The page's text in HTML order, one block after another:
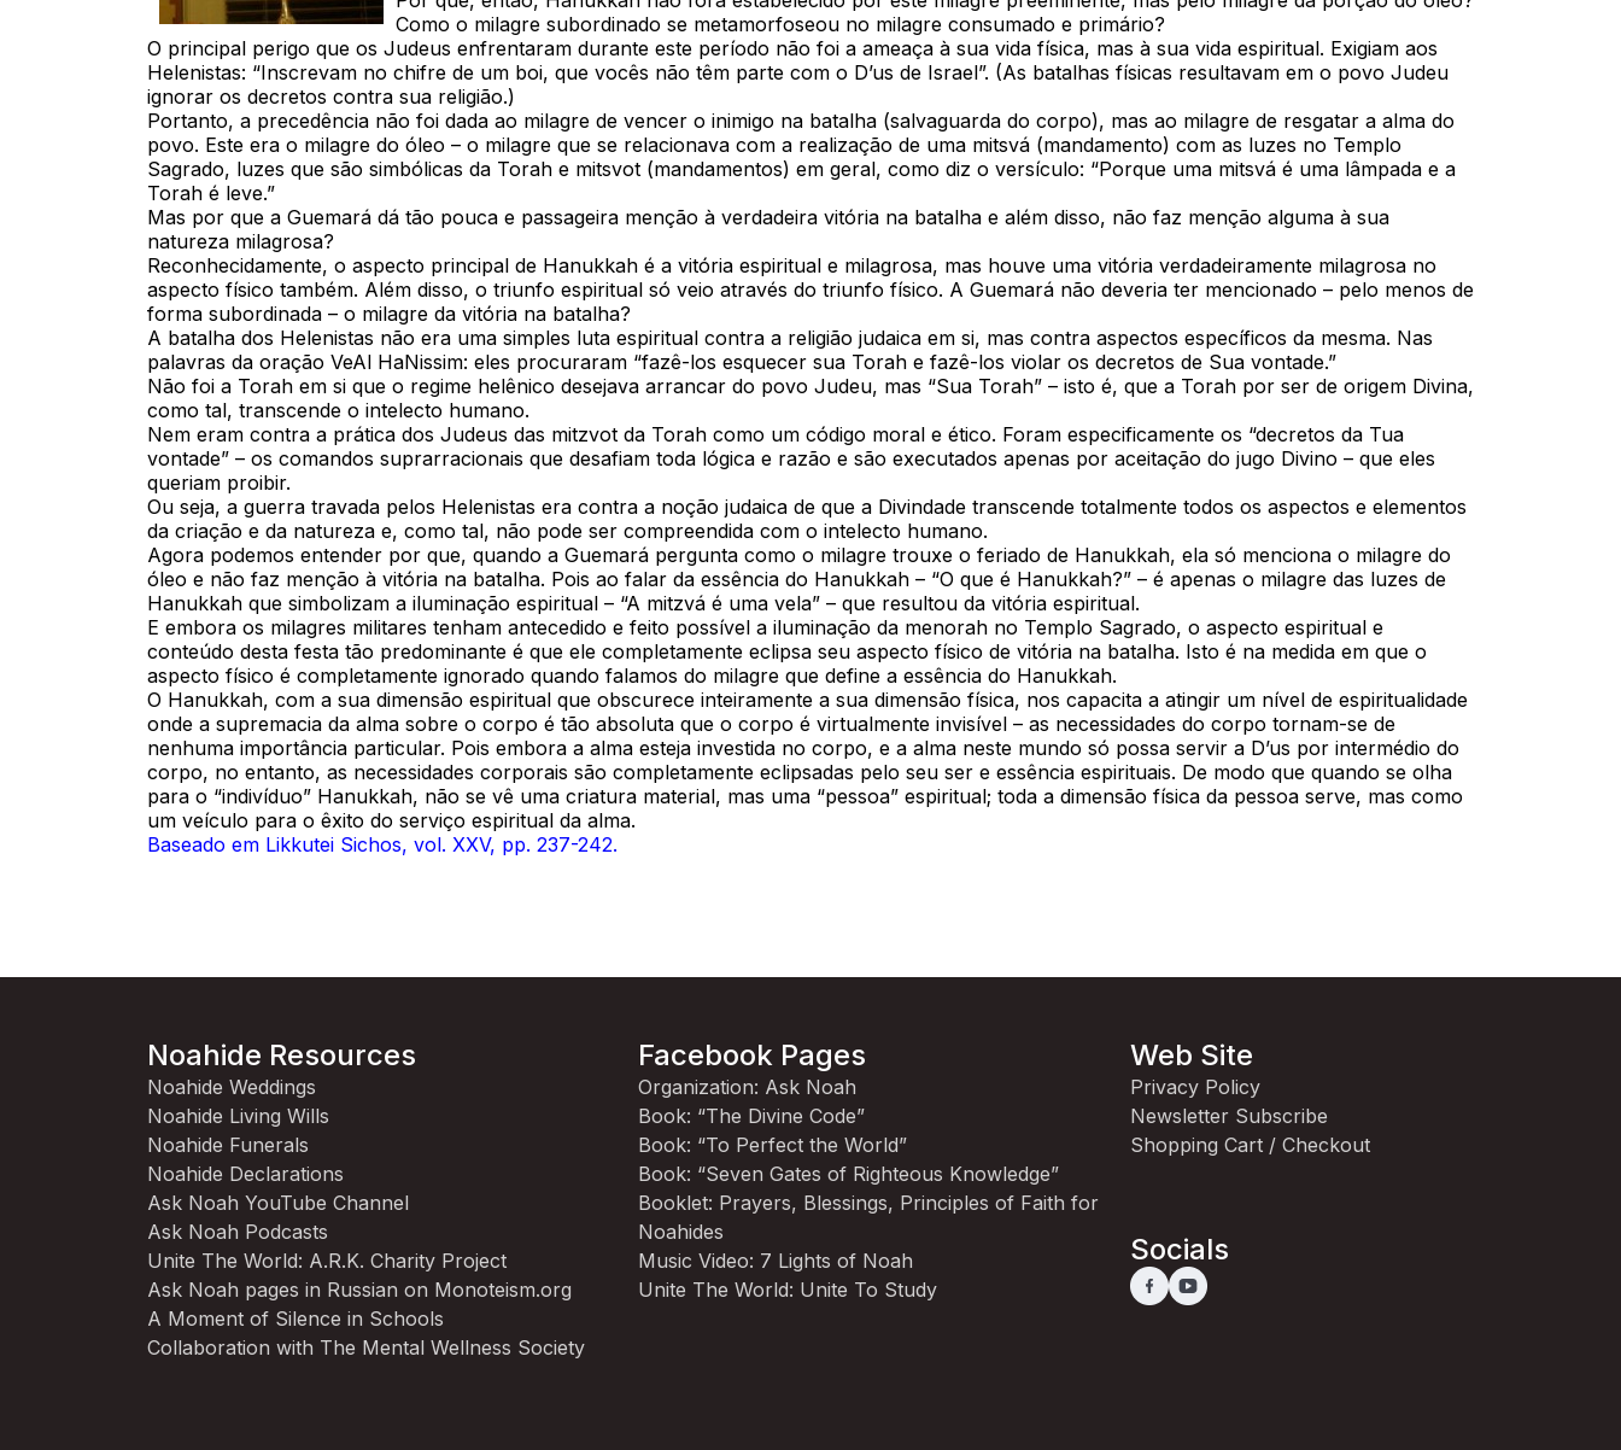
Como o milagre subordinado se metamorfoseou no milagre consumado e primário?
O principal perigo que os Judeus enfrentaram durante este período não foi a ameaça à sua vida física, mas à sua vida espiritual. Exigiam aos
Helenistas: “Inscrevam no chifre de um boi, que vocês não têm parte com o D’us de Israel”. (As batalhas físicas resultavam em o povo Judeu
ignorar os decretos contra sua religião.)
Portanto, a precedência não foi dada ao milagre de vencer o inimigo na batalha (salvaguarda do corpo), mas ao milagre de resgatar a alma do
povo. Este era o milagre do óleo – o milagre que se relacionava com a realização de uma mitsvá (mandamento) com as luzes no Templo
Sagrado, luzes que são simbólicas da Torah e mitsvot (mandamentos) em geral, como diz o versículo: “Porque uma mitsvá é uma lâmpada e a
Torah é leve.”
Mas por que a Guemará dá tão pouca e passageira menção à verdadeira vitória na batalha e além disso, não faz menção alguma à sua
natureza milagrosa?
Reconhecidamente, o aspecto principal de Hanukkah é a vitória espiritual e milagrosa, mas houve uma vitória verdadeiramente milagrosa no
aspecto físico também. Além disso, o triunfo espiritual só veio através do triunfo físico. A Guemará não deveria ter mencionado – pelo menos de
forma subordinada – o milagre da vitória na batalha?
A batalha dos Helenistas não era uma simples luta espiritual contra a religião judaica em si, mas contra aspectos específicos da mesma. Nas
palavras da oração VeAl HaNissim: eles procuraram “fazê-los esquecer sua Torah e fazê-los violar os decretos de Sua vontade.”
Não foi a Torah em si que o regime helênico desejava arrancar do povo Judeu, mas “Sua Torah” – isto é, que a Torah por ser de origem Divina,
como tal, transcende o intelecto humano.
Nem eram contra a prática dos Judeus das mitzvot da Torah como um código moral e ético. Foram especificamente os “decretos da Tua
vontade” – os comandos suprarracionais que desafiam toda lógica e razão e são executados apenas por aceitação do jugo Divino – que eles
queriam proibir.
Ou seja, a guerra travada pelos Helenistas era contra a noção judaica de que a Divindade transcende totalmente todos os aspectos e elementos
da criação e da natureza e, como tal, não pode ser compreendida com o intelecto humano.
Agora podemos entender por que, quando a Guemará pergunta como o milagre trouxe o feriado de Hanukkah, ela só menciona o milagre do
óleo e não faz menção à vitória na batalha. Pois ao falar da essência do Hanukkah – “O que é Hanukkah?” – é apenas o milagre das luzes de
Hanukkah que simbolizam a iluminação espiritual – “A mitzvá é uma vela” – que resultou da vitória espiritual.
E embora os milagres militares tenham antecedido e feito possível a iluminação da menorah no Templo Sagrado, o aspecto espiritual e
conteúdo desta festa tão predominante é que ele completamente eclipsa seu aspecto físico de vitória na batalha. Isto é na medida em que o
aspecto físico é completamente ignorado quando falamos do milagre que define a essência do Hanukkah.
O Hanukkah, com a sua dimensão espiritual que obscurece inteiramente a sua dimensão física, nos capacita a atingir um nível de espiritualidade
onde a supremacia da alma sobre o corpo é tão absoluta que o corpo é virtualmente invisível – as necessidades do corpo tornam-se de
nenhuma importância particular. Pois embora a alma esteja investida no corpo, e a alma neste mundo só possa servir a D’us por intermédio do
corpo, no entanto, as necessidades corporais são completamente eclipsadas pelo seu ser e essência espirituais. De modo que quando se olha
para o “indivíduo” Hanukkah, não se vê uma criatura material, mas uma “pessoa” espiritual; toda a dimensão física da pessoa serve, mas como
um veículo para o êxito do serviço espiritual da alma.
Baseado em Likkutei Sichos, vol. XXV, pp. 237-242.
Noahide Resources
Noahide Weddings
Noahide Living Wills
Noahide Funerals
Noahide Declarations
Ask Noah YouTube Channel
Ask Noah Podcasts
Unite The World: A.R.K. Charity Project
Ask Noah pages in Russian on Monoteism.org
A Moment of Silence in Schools
Collaboration with The Mental Wellness Society
Facebook Pages
Organization: Ask Noah
Book: “The Divine Code”
Book: “To Perfect the World”
Book: “Seven Gates of Righteous Knowledge”
Booklet: Prayers, Blessings, Principles of Faith for
Noahides
Music Video: 7 Lights of Noah
Unite The World: Unite To Study
Web Site
Privacy Policy
Newsletter Subscribe
Shopping Cart / Checkout
Socials